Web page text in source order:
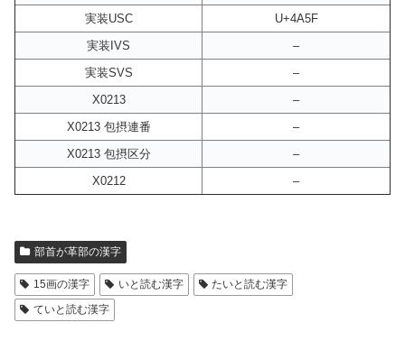
実装USC
U+4A5F
実装IVS
–
実装SVS
–
X0213
–
X0213 包摂連番
–
X0213 包摂区分
–
X0212
–
部首が革部の漢字
15画の漢字 いと読む漢字
たいと読む漢字
ていと読む漢字